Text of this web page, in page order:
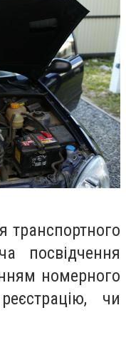
транспортного
посвідчення
номерного
чи